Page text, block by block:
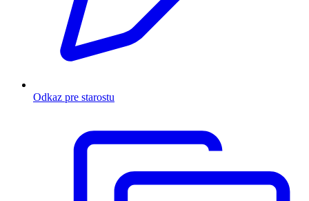
Odkaz pre starostu